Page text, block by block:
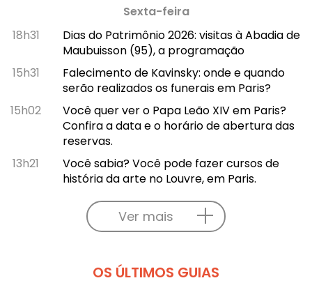
Sexta-feira
18h31
Dias do Patrimônio 2026: visitas à Abadia de
Maubuisson (95), a programação
15h31
Falecimento de Kavinsky: onde e quando
serão realizados os funerais em Paris?
15h02
Você quer ver o Papa Leão XIV em Paris?
Confira a data e o horário de abertura das
reservas.
13h21
Você sabia? Você pode fazer cursos de
história da arte no Louvre, em Paris.
Ver mais
OS ÚLTIMOS GUIAS